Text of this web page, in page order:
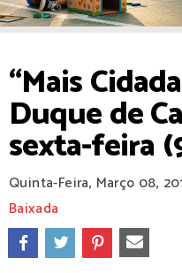
“Mais
Duque de
sexta-feira
Quinta-Feira, Março 08,
Baixada